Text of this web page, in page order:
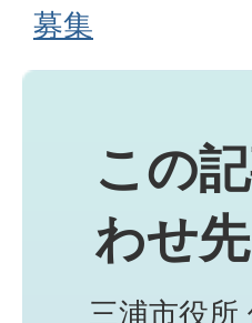
募集
この
わせ先
三浦市役所